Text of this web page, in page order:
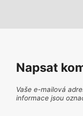
Napsat
Vaše e-mailová
informace jsou